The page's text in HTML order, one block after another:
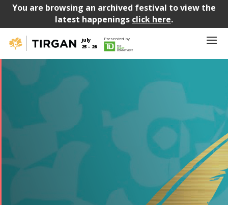
You are browsing an archived festival to view the
latest happenings click here.
July
25 – 28
Presented by